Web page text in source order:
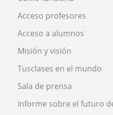
Acceso profesores
Acceso a alumnos
Misión y visión
Tusclases en el mundo
Sala de prensa
Informe sobre el futuro